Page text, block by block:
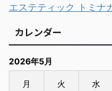
エステティック トミナ
カレンダー
2026年5月
月 火 水